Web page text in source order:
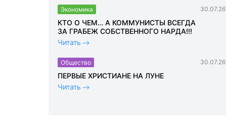
Экономика 30.07.26
КТО О ЧЕМ… А КОММУНИСТЫ ВСЕГДА
ЗА ГРАБЕЖ СОБСТВЕННОГО НАРДА!!!
Читать
Общество 30.07.26
ПЕРВЫЕ ХРИСТИАНЕ НА ЛУНЕ
Читать